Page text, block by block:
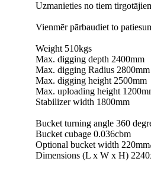
Uzmanieties no tiem
Vienmēr pārbaudiet to
Weight 510kgs
Max. digging depth 2400mm
Max. digging Radius 2800mm
Max. digging height 2500mm
Max. uploading height
Stabilizer width 1800mm
Bucket turning angle 360
Bucket cubage 0.036cbm
Optional bucket width
Dimensions (L x W x H)